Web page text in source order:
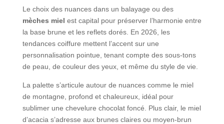
Le choix des nuances dans un balayage ou des
mèches miel est capital pour préserver l’harmonie entre
la base brune et les reflets dorés. En 2026, les
tendances coiffure mettent l’accent sur une
personnalisation pointue, tenant compte des sous-tons
de peau, de couleur des yeux, et même du style de vie.
La palette s’articule autour de nuances comme le miel
de montagne, profond et chaleureux, idéal pour
sublimer une chevelure chocolat foncé. Plus clair, le miel
d’acacia s’adresse aux brunes claires ou moyen-brun